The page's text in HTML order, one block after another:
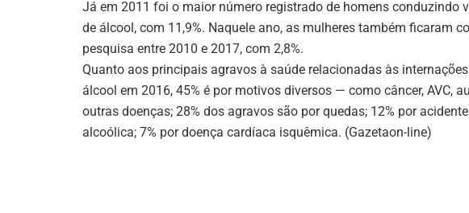
Já em 2011 foi o maior número registrado de homens conduzindo
de álcool, com 11,9%. Naquele ano, as mulheres também ficaram
pesquisa entre 2010 e 2017, com 2,8%.
Quanto aos principais agravos à saúde relacionadas às
álcool em 2016, 45% é por motivos diversos — como câncer, AVC,
outras doenças; 28% dos agravos são por quedas; 12% por
alcoólica; 7% por doença cardíaca isquêmica. (Gazetaon-line)